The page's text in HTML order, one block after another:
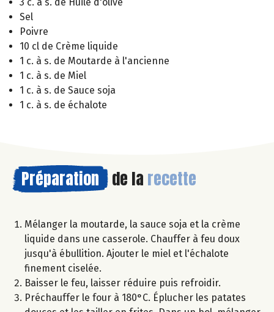
Sel
Poivre
10 cl de Crème liquide
1 c. à s. de Moutarde à l'ancienne
1 c. à s. de Miel
1 c. à s. de Sauce soja
1 c. à s. de échalote
Préparation de la recette
Mélanger la moutarde, la sauce soja et la crème
liquide dans une casserole. Chauffer à feu doux
jusqu'à ébullition. Ajouter le miel et l'échalote
finement ciselée.
Baisser le feu, laisser réduire puis refroidir.
Préchauffer le four à 180°C. Éplucher les patates